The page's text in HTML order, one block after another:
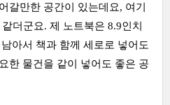
갈만한 공간이 있는데요, 여기
더군요. 제 노트북은 8.9인치
아서 책과 함께 세로로 넣어도
한 물건을 같이 넣어도 좋은 공